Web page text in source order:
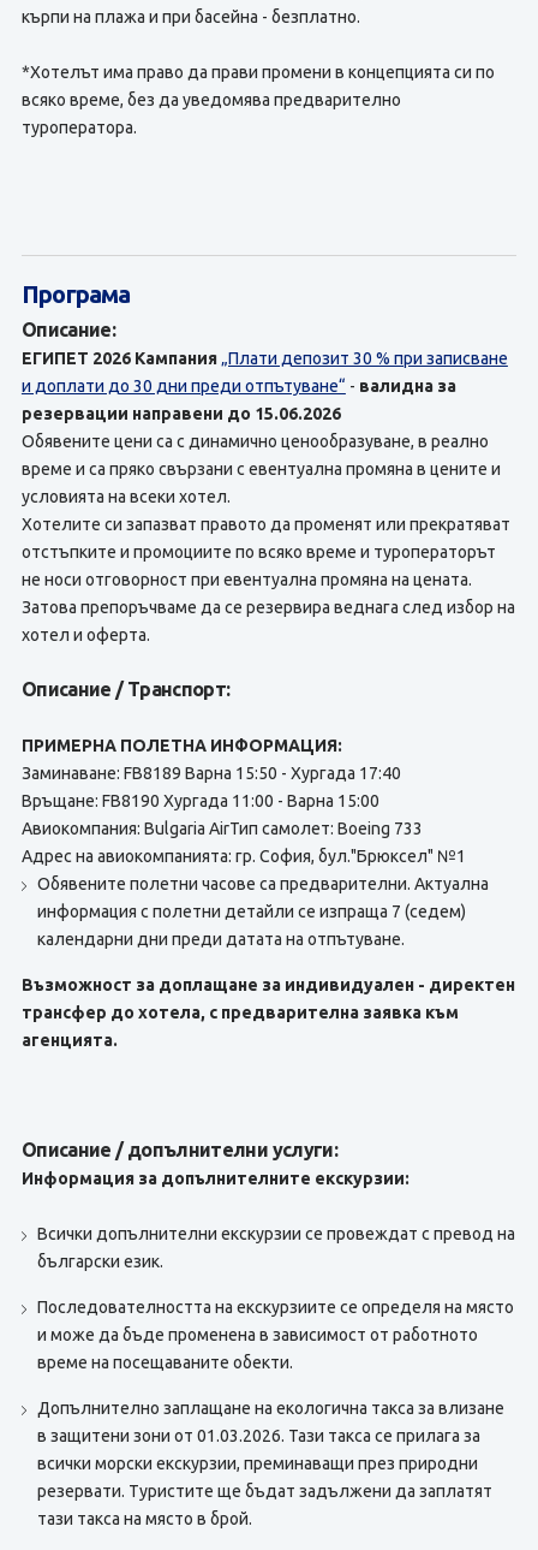
кърпи на плажа и при басейна - безплатно.
*Хотелът има право да прави промени в концепцията си по
всяко време, без да уведомява предварително
туроператора.
Програма
Описание:
ЕГИПЕТ 2026 Кампания „Плати депозит 30 % при записване
и доплати до 30 дни преди отпътуване“ - валидна за
резервации направени до 15.06.2026
Обявените цени са с динамично ценообразуване, в реално
време и са пряко свързани с евентуална промяна в цените и
условията на всеки хотел.
Хотелите си запазват правото да променят или прекратяват
отстъпките и промоциите по всяко време и туроператорът
не носи отговорност при евентуална промяна на цената.
Затова препоръчваме да се резервира веднага след избор на
хотел и оферта.
Описание / Транспорт:
ПРИМЕРНА ПОЛЕТНА ИНФОРМАЦИЯ:
Заминаване: FB8189 Варна 15:50 - Хургада 17:40
Връщане: FB8190 Хургада 11:00 - Варна 15:00
Авиокомпания: Bulgaria AirТип самолет: Boeing 733
Адрес на авиокомпанията: гр. София, бул."Брюксел" №1
Обявените полетни часове са предварителни. Актуална
информация с полетни детайли се изпраща 7 (седем)
календарни дни преди датата на отпътуване.
Възможност за доплащане за индивидуален - директен
трансфер до хотела, с предварителна заявка към
агенцията.
Описание / допълнителни услуги:
Информация за допълнителните екскурзии:
Всички допълнителни екскурзии се провеждат с превод на
български език.
Последователността на екскурзиите се определя на място
и може да бъде променена в зависимост от работното
време на посещаваните обекти.
Допълнително заплащане на екологична такса за влизане
в защитени зони от 01.03.2026. Тази такса се прилага за
всички морски екскурзии, преминаващи през природни
резервати. Туристите ще бъдат задължени да заплатят
тази такса на място в брой.